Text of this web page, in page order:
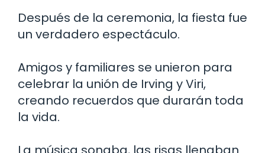
Después de la ceremonia, la fiesta fue
un verdadero espectáculo.
Amigos y familiares se unieron para
celebrar la unión de Irving y Viri,
creando recuerdos que durarán toda
la vida.